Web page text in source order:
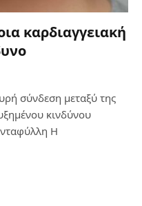
καρδιαγγειακή
σύνδεση μεταξύ της
κινδύνου
Η